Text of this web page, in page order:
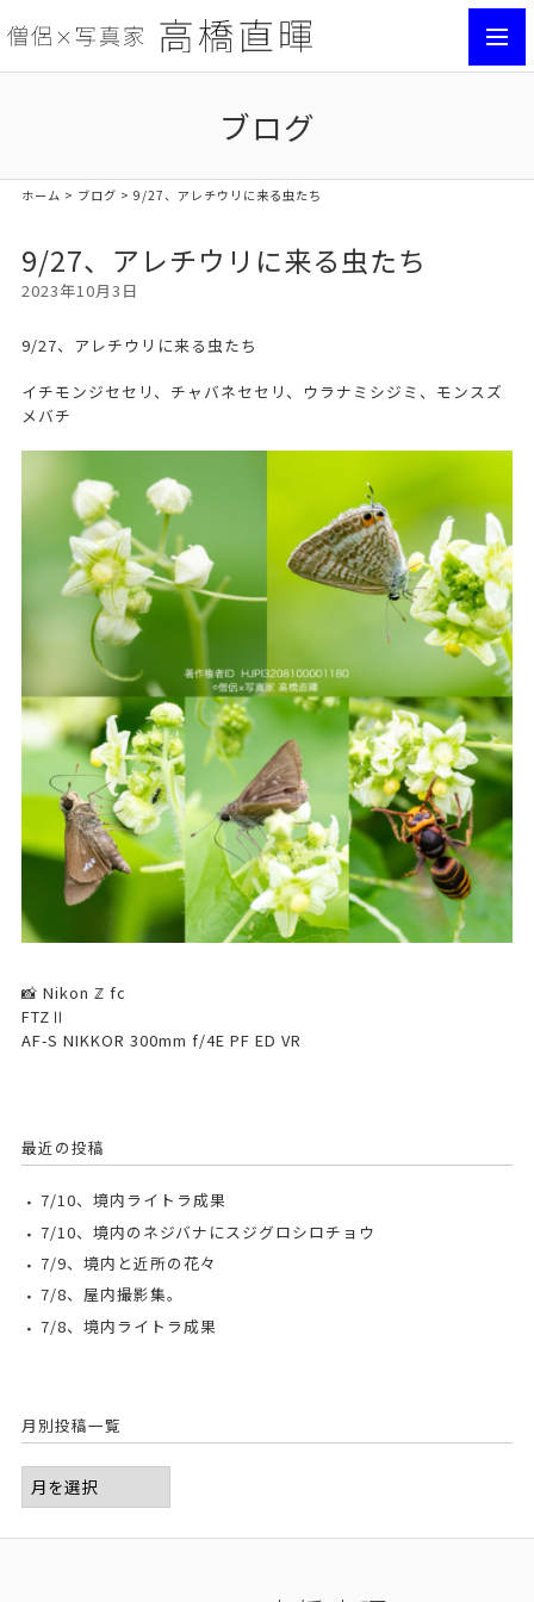
ブログ
ホーム > ブログ > 9/27、アレチウリに来る虫たち
9/27、アレチウリに来る虫たち
2023年10月3日
9/27、アレチウリに来る虫たち
イチモンジセセリ、チャバネセセリ、ウラナミシジミ、モンスズ
メバチ
📸 Nikon ℤ fc
FTZⅡ
AF-S NIKKOR 300mm f/4E PF ED VR
最近の投稿
7/10、境内ライトラ成果
7/10、境内のネジバナにスジグロシロチョウ
7/9、境内と近所の花々
7/8、屋内撮影集。
7/8、境内ライトラ成果
月別投稿一覧